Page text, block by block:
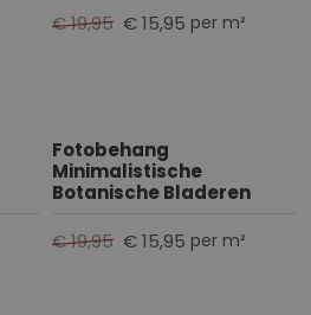
€ 15,95 per m²
€ 19,95
Fotobehang
Minimalistische
Botanische Bladeren
€ 15,95 per m²
€ 19,95